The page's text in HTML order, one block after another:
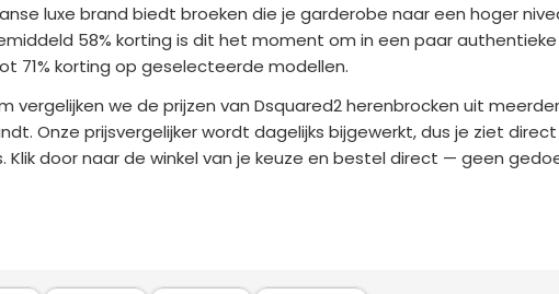
luxe brand biedt broeken die je garderobe naar een hoger
58% korting is dit het moment om in een paar
71% korting op geselecteerde modellen.
vergelijken we de prijzen van Dsquared2 herenbrocken uit
Onze prijsvergelijker wordt dagelijks bijgewerkt, dus je ziet
Klik door naar de winkel van je keuze en bestel direct — geen